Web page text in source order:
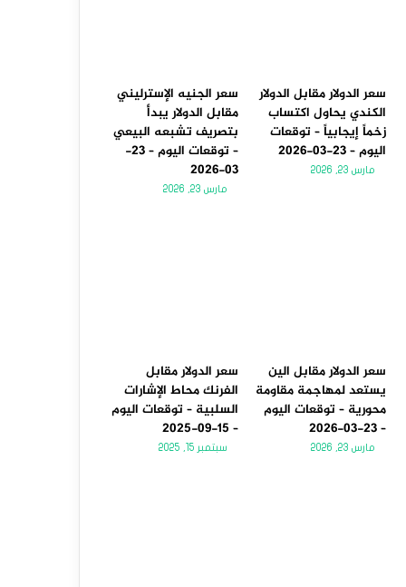
سعر الدولار مقابل الدولار
الكندي يحاول اكتساب
زخماً إيجابياً – توقعات
اليوم – 23-03-2026
مارس 23, 2026
سعر الجنيه الإسترليني
مقابل الدولار يبدأ
بتصريف تشبعه البيعي
– توقعات اليوم – 23-
03-2026
مارس 23, 2026
سعر الدولار مقابل الين
يستعد لمهاجمة مقاومة
محورية – توقعات اليوم
– 23-03-2026
مارس 23, 2026
سعر الدولار مقابل
الفرنك محاط الإشارات
السلبية – توقعات اليوم
– 15-09-2025
سبتمبر 15, 2025